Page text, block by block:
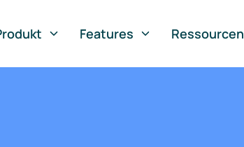
Features Ressourcen